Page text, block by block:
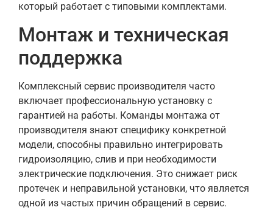
который работает с типовыми комплектами.
Монтаж и техническая
поддержка
Комплексный сервис производителя часто
включает профессиональную установку с
гарантией на работы. Команды монтажа от
производителя знают специфику конкретной
модели, способны правильно интегрировать
гидроизоляцию, слив и при необходимости
электрические подключения. Это снижает риск
протечек и неправильной установки, что является
одной из частых причин обращений в сервис.